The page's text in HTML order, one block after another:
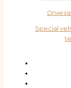
Special